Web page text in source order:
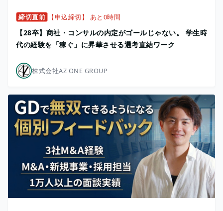
締切直前 【申込締切】 あと0時間
【28卒】商社・コンサルの内定がゴールじゃない。 学生時
代の経験を「稼ぐ」に昇華させる選考直結ワーク
株式会社AZ ONE GROUP